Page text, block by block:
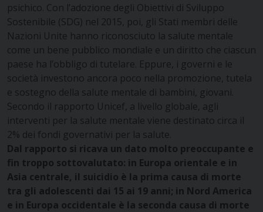
psichico. Con l’adozione degli Obiettivi di Sviluppo
Sostenibile (SDG) nel 2015, poi, gli Stati membri delle
Nazioni Unite hanno riconosciuto la salute mentale
come un bene pubblico mondiale e un diritto che ciascun
paese ha l’obbligo di tutelare. Eppure, i governi e le
società investono ancora poco nella promozione, tutela
e sostegno della salute mentale di bambini, giovani.
Secondo il rapporto Unicef, a livello globale, agli
interventi per la salute mentale viene destinato circa il
2% dei fondi governativi per la salute.
Dal rapporto si ricava un dato molto preoccupante e
fin troppo sottovalutato: in Europa orientale e in
Asia centrale, il suicidio è la prima causa di morte
tra gli adolescenti dai 15 ai 19 anni; in Nord America
e in Europa occidentale è la seconda causa di morte